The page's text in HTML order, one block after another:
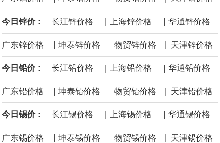
供支撑，同时投资者正等待美国非农就业数据，以寻找美国利率前
景的线索。StoneX高级分析师马特·辛普森表示，中东和平前景改善
令市场通胀预期下降，推动黄金价格从此前持续数周、位于4000美
元上方的盘整区间中进一步上涨。
海力士：龙仁工厂将生产高带宽内存（HBM）及其他下一代动态随
今日锌价 : 长江锌价格 上海锌价格 华通锌价格
广东锌价格 | 坤泰锌价格 | 物贸锌价格 | 天津锌价格
今日铅价 : 长江铅价格 | 上海铅价格 | 华通铅价格
广东铅价格 坤泰铅价格 物贸铅价格 天津铅价格
今日锡价 : 长江锡价格 | 上海锡价格 | 华通锡价格
广东锡价格 坤泰锡价格 物贸锡价格 天津锡价格